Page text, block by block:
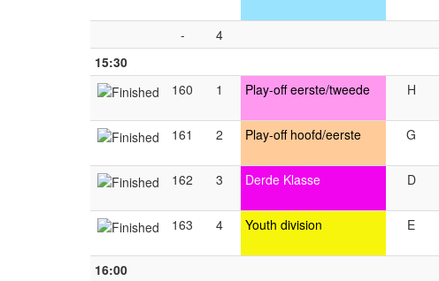
-
4
15:30
160
1 Play-off eerste/tweede H
161
2 Play-off hoofd/eerste G
162
3 Derde Klasse D
163
4 Youth division E
16:00